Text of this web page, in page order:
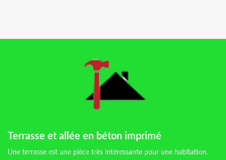
Terrasse et allée en béton imprimé
Une terrasse est une pièce très intéressante pour une habitation.